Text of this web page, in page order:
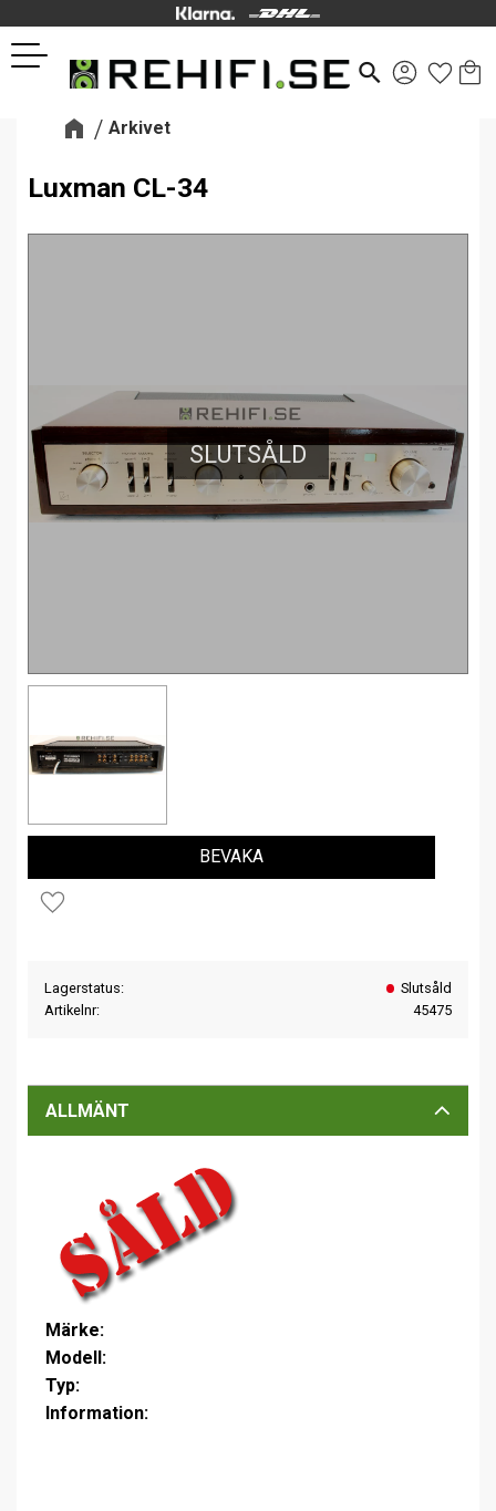
Meny
search
Arkivet
Luxman CL-34
SLUTSÅLD
Lägg till i favoriter
BEVAKA
Lagerstatus
Slutsåld
Artikelnr
45475
ALLMÄNT
Märke:
Modell:
Typ:
Information: